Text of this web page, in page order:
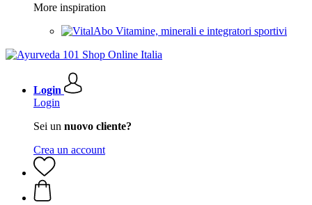
More inspiration
Vitamine, minerali e integratori sportivi
Login
Login
Sei un nuovo cliente?
Crea un account